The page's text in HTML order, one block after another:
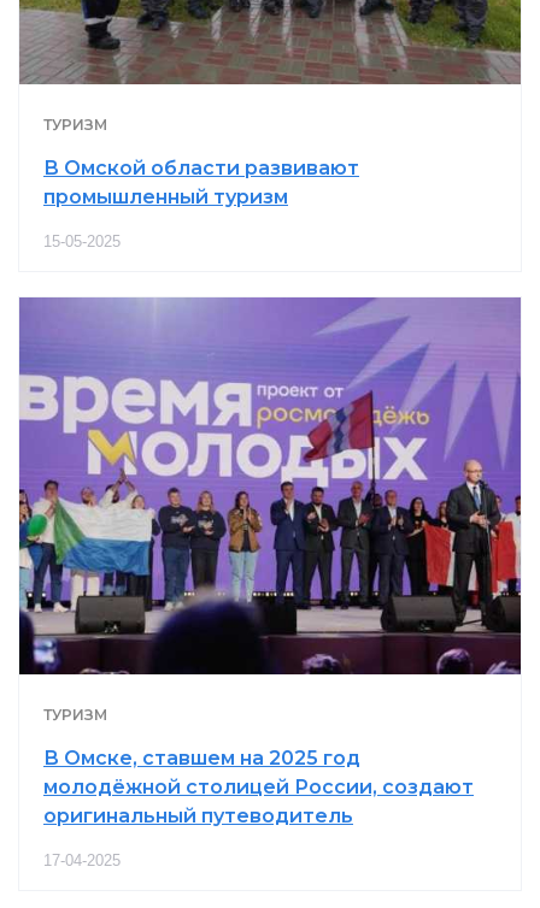
ТУРИЗМ
В Омской области развивают
промышленный туризм
15-05-2025
ТУРИЗМ
В Омске, ставшем на 2025 год
молодёжной столицей России, создают
оригинальный путеводитель
17-04-2025